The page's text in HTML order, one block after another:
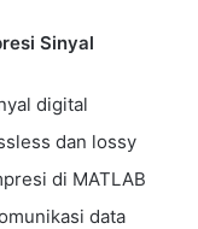
Sinyal
digital
dan lossy
di MATLAB
data